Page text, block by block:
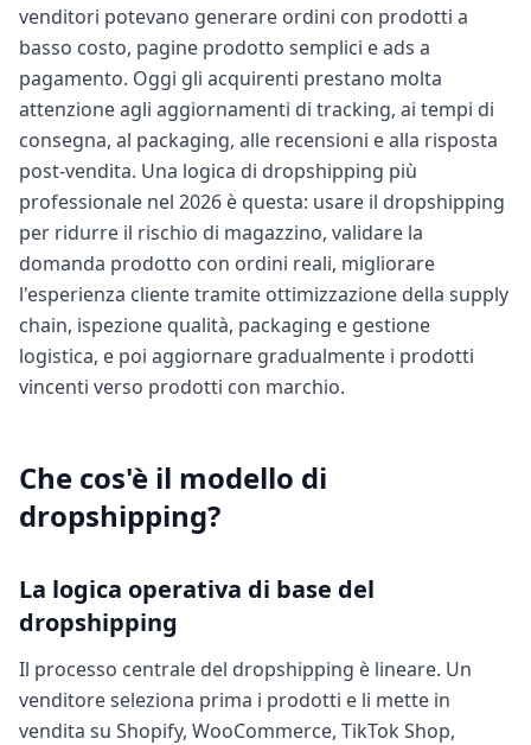
venditori potevano generare ordini con prodotti a
basso costo, pagine prodotto semplici e ads a
pagamento. Oggi gli acquirenti prestano molta
attenzione agli aggiornamenti di tracking, ai tempi di
consegna, al packaging, alle recensioni e alla risposta
post-vendita. Una logica di dropshipping più
professionale nel 2026 è questa: usare il dropshipping
per ridurre il rischio di magazzino, validare la
domanda prodotto con ordini reali, migliorare
l'esperienza cliente tramite ottimizzazione della supply
chain, ispezione qualità, packaging e gestione
logistica, e poi aggiornare gradualmente i prodotti
vincenti verso prodotti con marchio.
Che cos'è il modello di
dropshipping?
La logica operativa di base del
dropshipping
Il processo centrale del dropshipping è lineare. Un
venditore seleziona prima i prodotti e li mette in
vendita su Shopify, WooCommerce, TikTok Shop,